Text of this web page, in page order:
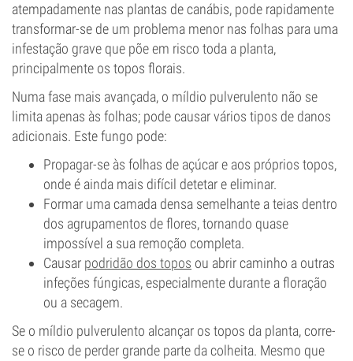
atempadamente nas plantas de canábis, pode rapidamente
transformar-se de um problema menor nas folhas para uma
infestação grave que põe em risco toda a planta,
principalmente os topos florais.
Numa fase mais avançada, o míldio pulverulento não se
limita apenas às folhas; pode causar vários tipos de danos
adicionais. Este fungo pode:
Propagar-se às folhas de açúcar e aos próprios topos,
onde é ainda mais difícil detetar e eliminar.
Formar uma camada densa semelhante a teias dentro
dos agrupamentos de flores, tornando quase
impossível a sua remoção completa.
Causar podridão dos topos ou abrir caminho a outras
infeções fúngicas, especialmente durante a floração
ou a secagem.
Se o míldio pulverulento alcançar os topos da planta, corre-
se o risco de perder grande parte da colheita. Mesmo que